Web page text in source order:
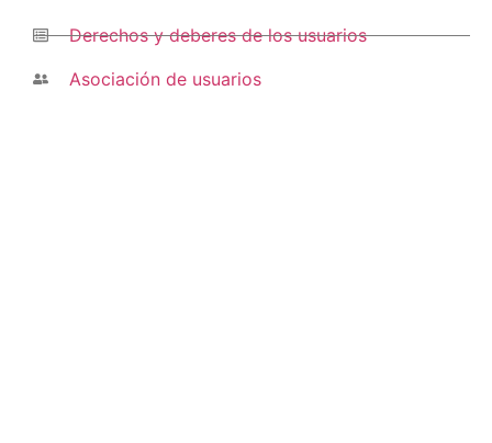
Derechos y deberes de los usuarios
Asociación de usuarios